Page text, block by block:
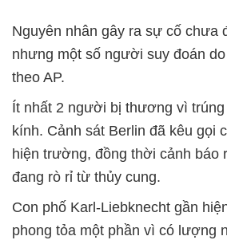
Nguyên nhân gây ra sự cố chưa
nhưng một số người suy đoán
theo AP.
Ít nhất 2 người bị thương vì
kính. Cảnh sát Berlin đã kêu gọi
hiện trường, đồng thời cảnh báo
đang rò rỉ từ thủy cung.
Con phố Karl-Liebknecht gần
phong tỏa một phần vì có lượng